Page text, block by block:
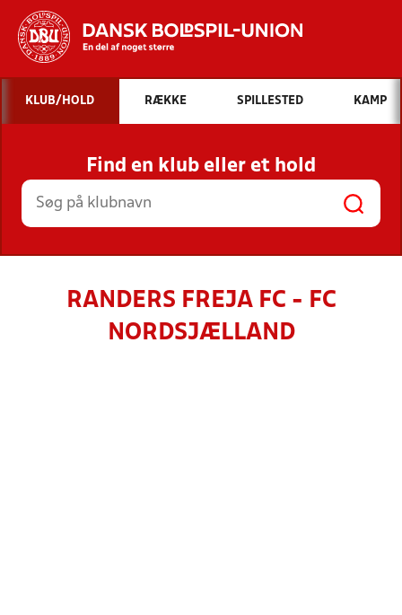
Hvad vil du søge efter?
INDHOLD OG NYHEDER
STILLINGER, RESULTATER, KLUBBER OG
HOLD
KLUB/HOLD RÆKKE SPILLESTED KAMP
Find en klub eller et hold
RANDERS FREJA FC - FC
NORDSJÆLLAND